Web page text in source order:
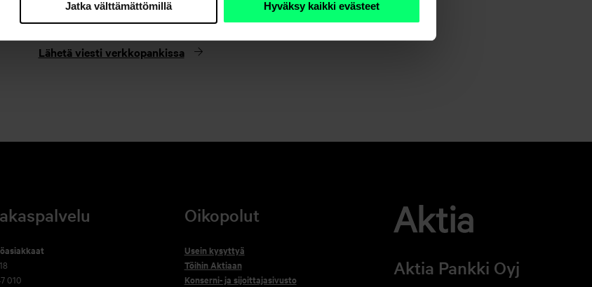
Jatka välttämättömillä Hyväksy kaikki evästeet
Asiakaspalvelu
Lähetä viesti verkkopankissa
010
Oikopolut
Usein kysyttyä
Töihin Aktiaan
Konserni- ja sijoittajasivusto
Aktia Pankki Oyj